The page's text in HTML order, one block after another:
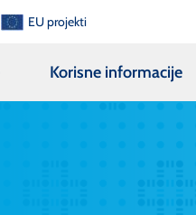
EU projekti
Korisne informacije